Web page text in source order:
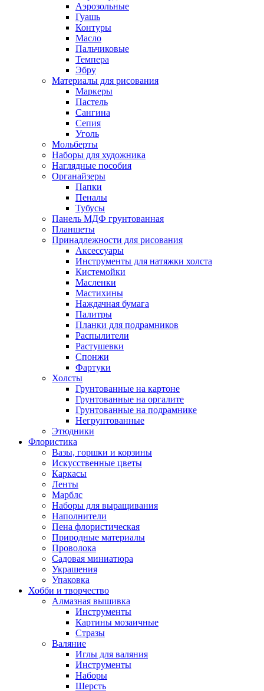
Аэрозольные
Гуашь
Контуры
Масло
Пальчиковые
Темпера
Эбру
Материалы для рисования
Маркеры
Пастель
Сангина
Сепия
Уголь
Мольберты
Наборы для художника
Наглядные пособия
Органайзеры
Папки
Пеналы
Тубусы
Панель МДФ грунтованная
Планшеты
Принадлежности для рисования
Аксессуары
Инструменты для натяжки холста
Кистемойки
Масленки
Мастихины
Наждачная бумага
Палитры
Планки для подрамников
Распылители
Растушевки
Спонжи
Фартуки
Холсты
Грунтованные на картоне
Грунтованные на оргалите
Грунтованные на подрамнике
Негрунтованные
Этюдники
Флористика
Вазы, горшки и корзины
Искусственные цветы
Каркасы
Ленты
Марблс
Наборы для выращивания
Наполнители
Пена флористическая
Природные материалы
Проволока
Садовая миниатюра
Украшения
Упаковка
Хобби и творчество
Алмазная вышивка
Инструменты
Картины мозаичные
Стразы
Валяние
Иглы для валяния
Инструменты
Наборы
Шерсть